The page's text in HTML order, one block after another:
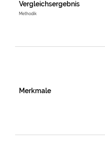
Vergleichsergebnis
Methodik
Merkmale